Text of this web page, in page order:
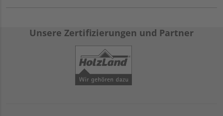
Unsere Zertifizierungen und Partner